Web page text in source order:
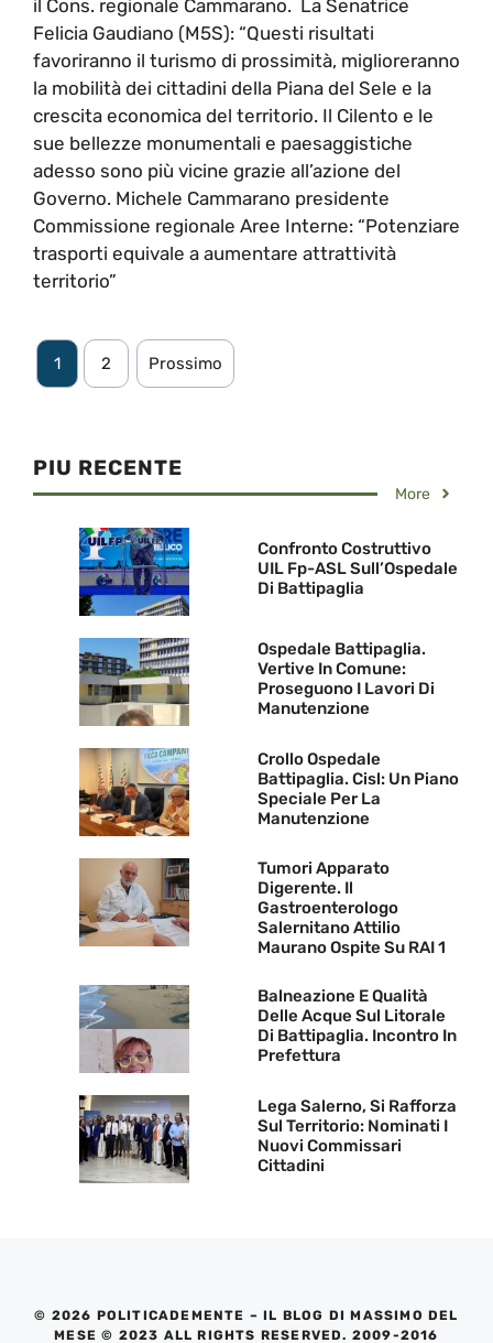
il Cons. regionale Cammarano. La Senatrice
Felicia Gaudiano (M5S): “Questi risultati
favoriranno il turismo di prossimità, miglioreranno
la mobilità dei cittadini della Piana del Sele e la
crescita economica del territorio. Il Cilento e le
sue bellezze monumentali e paesaggistiche
adesso sono più vicine grazie all’azione del
Governo. Michele Cammarano presidente
Commissione regionale Aree Interne: “Potenziare
trasporti equivale a aumentare attrattività
territorio”
1 2 Prossimo
PIU RECENTE
More
Confronto Costruttivo
UIL Fp-ASL Sull’Ospedale
Di Battipaglia
Ospedale Battipaglia.
Vertive In Comune:
Proseguono I Lavori Di
Manutenzione
Crollo Ospedale
Battipaglia. Cisl: Un Piano
Speciale Per La
Manutenzione
Tumori Apparato
Digerente. Il
Gastroenterologo
Salernitano Attilio
Maurano Ospite Su RAI 1
Balneazione E Qualità
Delle Acque Sul Litorale
Di Battipaglia. Incontro In
Prefettura
Lega Salerno, Si Rafforza
Sul Territorio: Nominati I
Nuovi Commissari
Cittadini
© 2026 POLITICADEMENTE – IL BLOG DI MASSIMO DEL
MESE © 2023 ALL RIGHTS RESERVED. 2009-2016